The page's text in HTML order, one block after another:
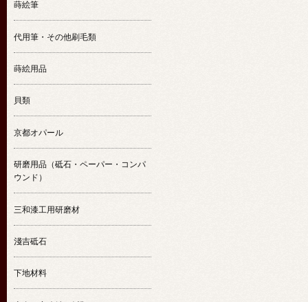
蒔絵筆
代用筆・その他刷毛類
蒔絵用品
貝類
京都オパール
研磨用品（砥石・ペーパー・コンパ
ウンド）
三和漆工用研磨材
淺吉砥石
下地材料